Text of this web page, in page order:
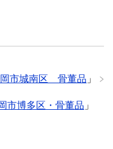
岡市城南区 骨董品 」
市博多区・骨董品 」